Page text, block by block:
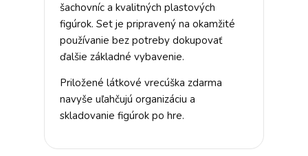
šachovníc a kvalitných plastových
figúrok. Set je pripravený na okamžité
používanie bez potreby dokupovať
ďalšie základné vybavenie.
Priložené látkové vrecúška zdarma
navyše uľahčujú organizáciu a
skladovanie figúrok po hre.